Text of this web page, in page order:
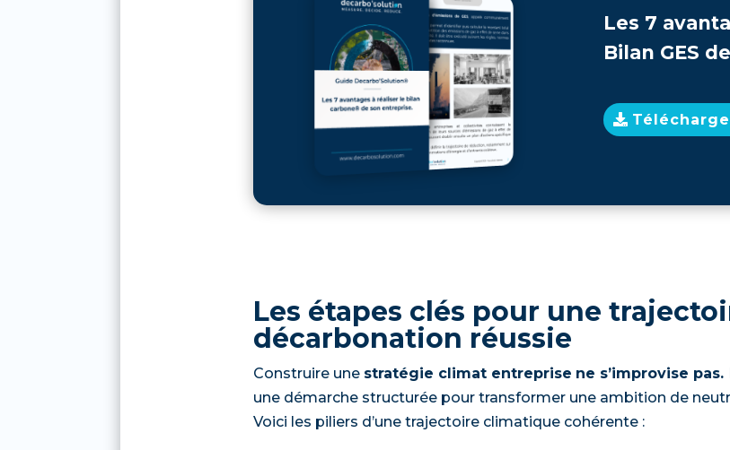
Les 7
Bilan GES
Les étapes clés pour une
décarbonation réussie
Construire une stratégie climat entreprise ne s’improvise pas.
une démarche structurée pour transformer une ambition de
Voici les piliers d’une trajectoire climatique cohérente :